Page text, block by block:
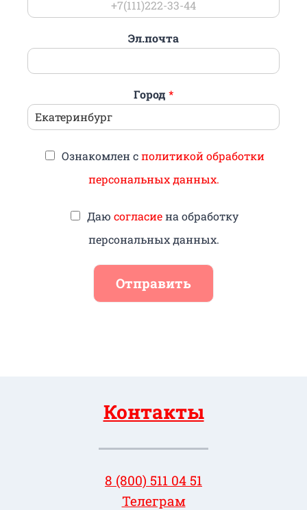
Эл.почта
Город *
Ознакомлен сполитикой обработки
персональных данных.
Даю согласиена обработку
персональных данных.
Отправить
Контакты
8 (800) 511 04 51
Телеграм